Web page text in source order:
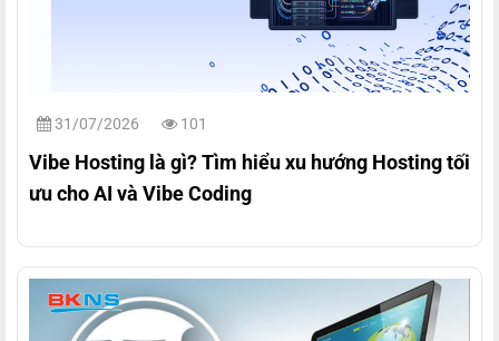
31/07/2026 101
Vibe Hosting là gì? Tìm hiểu xu hướng Hosting tối
ưu cho AI và Vibe Coding